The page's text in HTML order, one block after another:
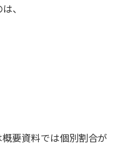
、
要資料では個別割合が